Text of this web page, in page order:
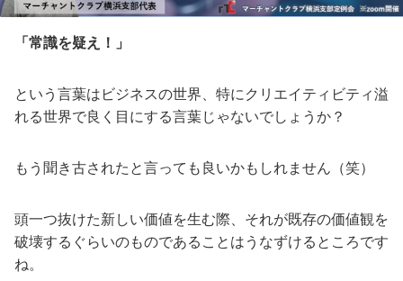
「常識を疑え！」
という言葉はビジネスの世界、特にクリエイティビティ溢
れる世界で良く目にする言葉じゃないでしょうか？
もう聞き古されたと言っても良いかもしれません（笑）
頭一つ抜けた新しい価値を生む際、それが既存の価値観を
破壊するぐらいのものであることはうなずけるところです
ね。